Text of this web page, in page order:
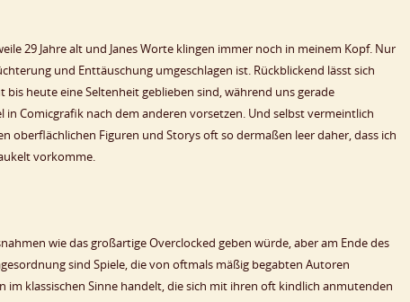
29 Jahre alt und Janes Worte klingen immer noch in meinem Kopf. Nur
und Enttäuschung umgeschlagen ist. Rückblickend lässt sich
heute eine Seltenheit geblieben sind, während uns gerade
Comicgrafik nach dem anderen vorsetzen. Und selbst vermeintlich
oberflächlichen Figuren und Storys oft so dermaßen leer daher, dass ich
vorkomme.
wie das großartige Overclocked geben würde, aber am Ende des
sind Spiele, die von oftmals mäßig begabten Autoren
klassischen Sinne handelt, die sich mit ihren oft kindlich anmutenden